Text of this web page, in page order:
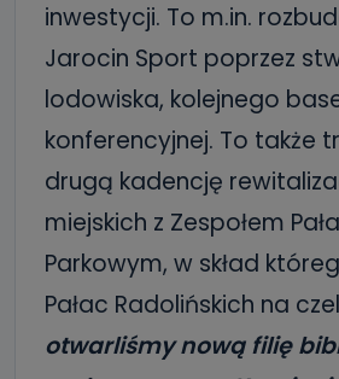
inwestycji. To m.in.
Jarocin Sport poprzez
lodowiska, kolejnego
konferencyjnej. To także
drugą kadencję
miejskich z Zespołem
Parkowym, w skład
Pałac Radolińskich na
otwarliśmy nową filię